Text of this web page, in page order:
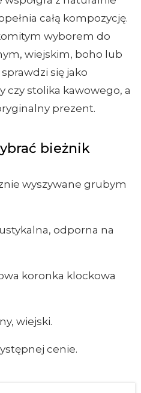
całą kompozycję.
wyborem do
wiejskim, boho lub
się jako
czy stolika kawowego, a
prezent.
bieżnik
wyszywane grubym
odporna na
koronka klockowa
wiejski.
cenie.